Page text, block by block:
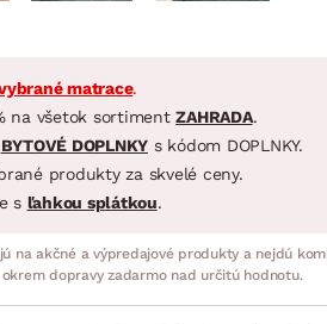
matrace.
na všetok sortimentZAHRADA.
BYTOVÉ DOPLNKY s kódom DOPLNKY.
produkty za skvelé ceny.
s ľahkou splátkou.
na akčné a výpredajové produkty a nejdú
dopravy zadarmo nad určitú hodnotu.